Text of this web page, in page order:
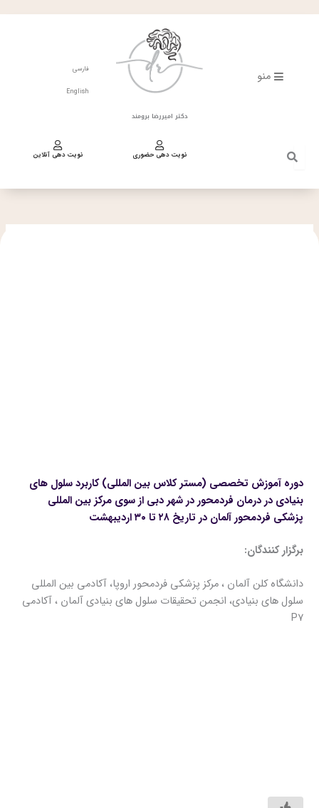
منو
دکتر امیررضا برومند
فارسی
English
نوبت دهی حضوری نوبت دهی آنلاین
دوره آموزش تخصصی (مستر کلاس بین المللی) کاربرد سلول های
بنیادی در درمان فردمحور در شهر دبی از سوی مرکز بین المللی
پزشکی فردمحور آلمان در تاریخ ۲۸ تا ۳۰ اردیبهشت
برگزار کنندگان:
دانشگاه کلن آلمان ، مرکز پزشکی فردمحور اروپا، آکادمی بین المللی
سلول های بنیادی، انجمن تحقیقات سلول های بنیادی آلمان ، آکادمی
P7